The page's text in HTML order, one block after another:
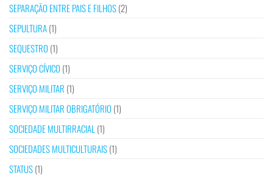
SEPARAÇÃO ENTRE PAIS E FILHOS(2)
SEPULTURA(1)
SEQUESTRO (1)
SERVIÇO CÍVICO (1)
SERVIÇO MILITAR (1)
SERVIÇO MILITAR OBRIGATÓRIO (1)
SOCIEDADE MULTIRRACIAL (1)
SOCIEDADES MULTICULTURAIS(1)
STATUS(1)